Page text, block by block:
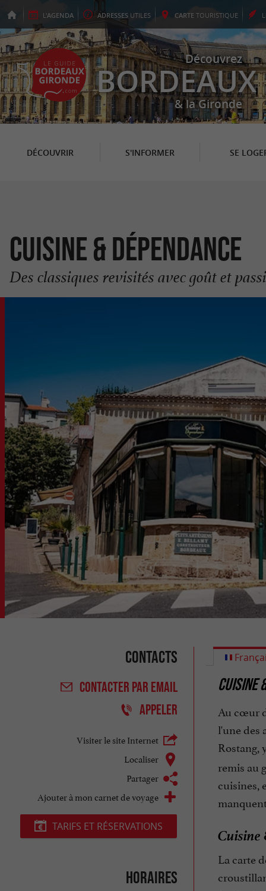
L'AGENDA ADRESSES UTILES CARTE TOURISTIQUE
Découvrez
BORDEAUX
& la Gironde
DÉCOUVRIR S'INFORMER SE
Cuisine & Dépendance
Des classiques revisités avec goût et
Contacts
CONTACTER PAR EMAIL
APPELER
Visiter le site Internet
Localiser
Partager
Ajouter à mon carnet de voyage
TARIFS ET RÉSERVATIONS
Horaires
CUISINE
Au cœur
l'une des
Rostang,
remis au
cuisines,
Cuisine
La carte